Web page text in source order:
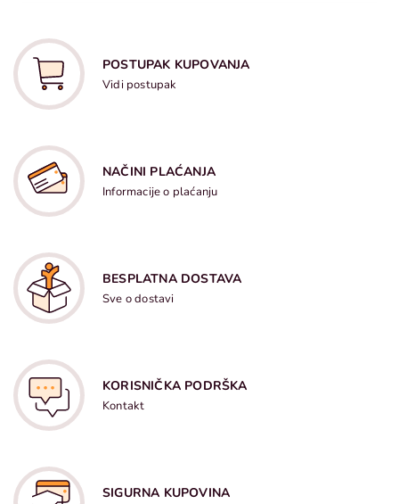
POSTUPAK KUPOVANJA
Vidi postupak
NAČINI PLAĆANJA
Informacije o plaćanju
BESPLATNA DOSTAVA
Sve o dostavi
KORISNIČKA PODRŠKA
Kontakt
SIGURNA KUPOVINA